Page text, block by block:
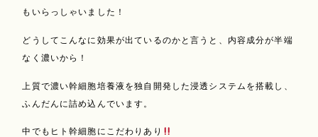
もいらっしゃいました！
どうしてこんなに効果が出ているのかと言うと、内容成分が半端
なく濃いから！
上質で濃い幹細胞培養液を独自開発した浸透システムを搭載し、
ふんだんに詰め込んでいます。
中でもヒト幹細胞にこだわりあり